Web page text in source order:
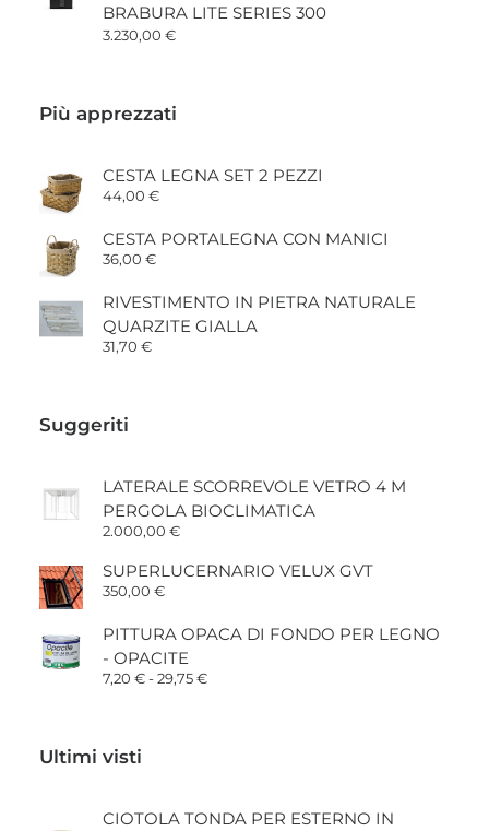
BRABURA LITE SERIES 300
3.230,00 €
Più apprezzati
CESTA LEGNA SET 2 PEZZI
44,00 €
CESTA PORTALEGNA CON MANICI
36,00 €
RIVESTIMENTO IN PIETRA NATURALE
QUARZITE GIALLA
31,70 €
Suggeriti
LATERALE SCORREVOLE VETRO 4 M
PERGOLA BIOCLIMATICA
2.000,00 €
SUPERLUCERNARIO VELUX GVT
350,00 €
PITTURA OPACA DI FONDO PER LEGNO
- OPACITE
7,20 €-29,75€Fascia
Ultimi visti
CIOTOLA TONDA PER ESTERNO IN